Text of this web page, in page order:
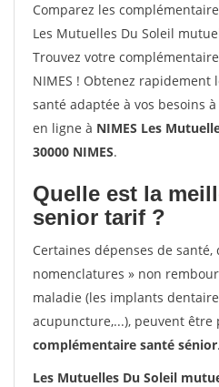
Comparez les
Les Mutuelles Du Soleil
Trouvez votre
NIMES ! Obtenez
santé adaptée à vos besoins à
en ligne à NIMES Les
30000 NIMES.
Quelle est la
senior tarif ?
Certaines dépenses de santé,
nomenclatures » non
maladie (les implants
acupuncture,...), peuvent être
complémentaire santé sénior.
Les Mutuelles Du Soleil